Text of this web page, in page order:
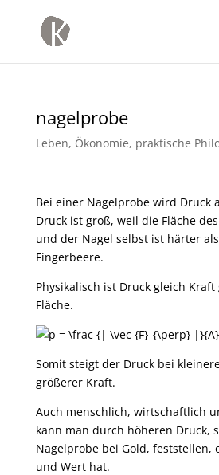
nagelprobe
Leben, Ökonomie, praktische
Bei einer Nagelprobe wird Druck
Druck ist groß, weil die Fläche
und der Nagel selbst ist härter
Fingerbeere.
Physikalisch ist Druck gleich
Fläche.
Somit steigt der Druck bei
größerer Kraft.
Auch menschlich, wirtschaftlich
kann man durch höheren Druck,
Nagelprobe bei Gold, feststellen,
und Wert hat.